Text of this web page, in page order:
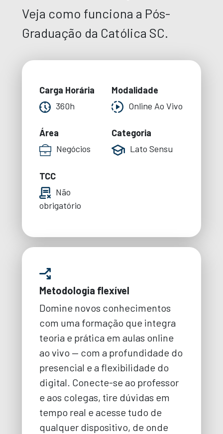
Veja como funciona a Pós-
Graduação da Católica SC.
Carga Horária
360h
Modalidade
Online Ao Vivo
Área
Negócios
Categoria
Lato Sensu
TCC
Não
obrigatório
Metodologia flexível
Domine novos conhecimentos
com uma formação que integra
teoria e prática em aulas online
ao vivo — com a profundidade do
presencial e a flexibilidade do
digital. Conecte-se ao professor
e aos colegas, tire dúvidas em
tempo real e acesse tudo de
qualquer dispositivo, de onde